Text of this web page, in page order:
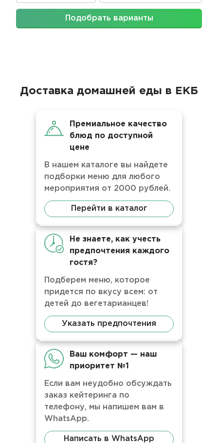
Подобрать варианты
Доставка домашней еды в ЕКБ
Премиальное качество
блюд по доступной
цене
В нашем каталоге вы найдете
подборки меню для любого
мероприятия от 2000 рублей.
Перейти в каталог
Не знаете, как учесть
предпочтения каждого
гостя?
Подберем меню, которое
придется по вкусу всем: от
детей до вегетарианцев!
Указать предпочтения
Ваш комфорт — наш
приоритет №1
Если вам неудобно обсуждать
заказ кейтеринга по
телефону, мы напишем вам в
WhatsApp.
Написать в WhatsApp